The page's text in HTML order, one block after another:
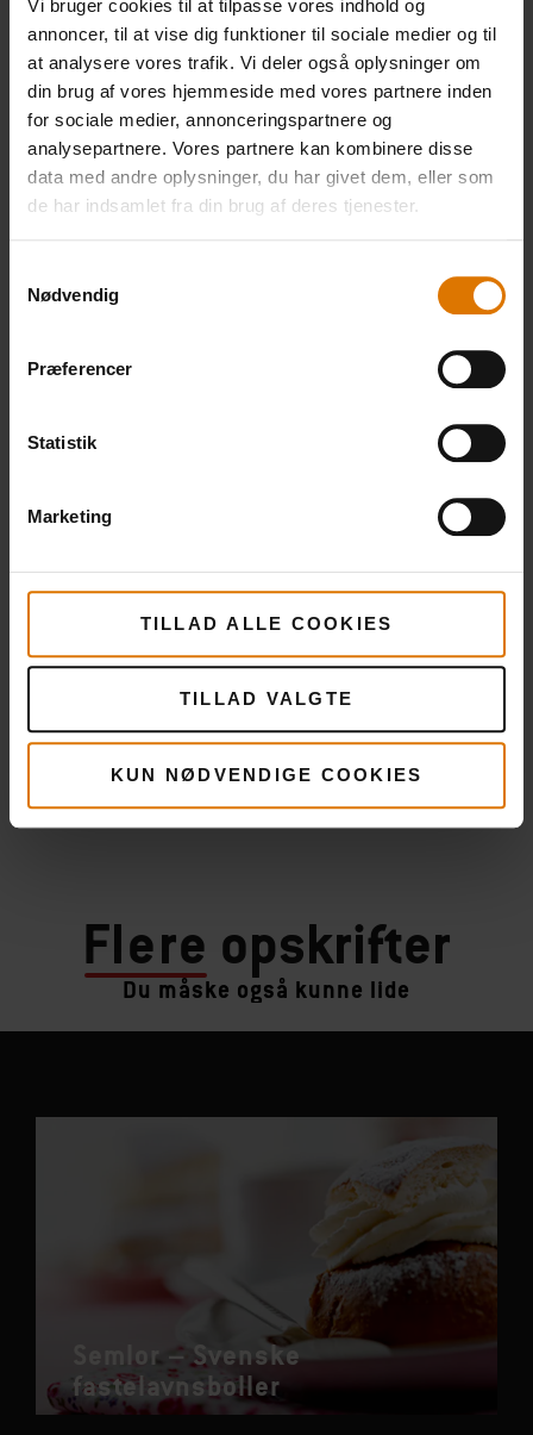
Vi bruger cookies til at tilpasse vores indhold og
annoncer, til at vise dig funktioner til sociale medier og til
at analysere vores trafik. Vi deler også oplysninger om
din brug af vores hjemmeside med vores partnere inden
for sociale medier, annonceringspartnere og
analysepartnere. Vores partnere kan kombinere disse
data med andre oplysninger, du har givet dem, eller som
de har indsamlet fra din brug af deres tjenester.
Nødvendig
Præferencer
Statistik
Marketing
TILLAD ALLE COOKIES
TILLAD VALGTE
KUN NØDVENDIGE COOKIES
Gør det nemt
Anbefalet tilbehør
Grillbørste
Flere opskrifter
Du måske også kunne lide
Semlor – Svenske
fastelavnsboller